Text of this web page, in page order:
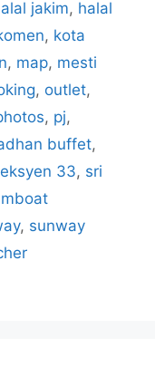
jakim, halal
, kota
, map, mesti
, outlet,
, pj,
buffet,
33, sri
, sunway